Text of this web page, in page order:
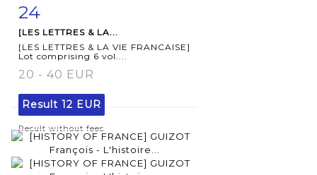
Item detail
24
[LES LETTRES & LA...
[LES LETTRES & LA VIE FRANCAISE]
Lot comprising 6 vol....
20 - 40 EUR
Result 12 EUR
Result without fees